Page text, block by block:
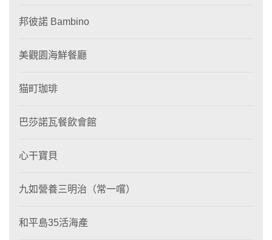
邦彼諾 Bambino
美觀園海鮮餐廳
猫町珈琲
巴莎諾瓦餐飲會館
心干寶貝
九如營養三明治（常一嚐）
和平島35活海產